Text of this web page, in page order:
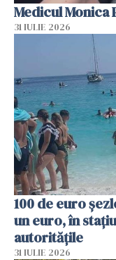
Medicul Monica
31 IULIE 2026
100 de euro
un euro, în
autoritățile
31 IULIE 2026